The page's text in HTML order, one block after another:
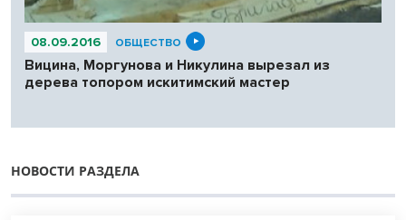
08.09.2016 ОБЩЕСТВО
Вицина, Моргунова и Никулина вырезал из
дерева топором искитимский мастер
НОВОСТИ РАЗДЕЛА